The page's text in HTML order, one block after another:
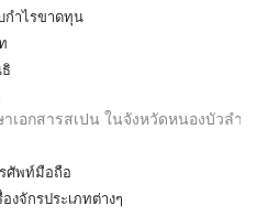
กำไรขาดทุน
าเอกสารสเปน ในจังหวัดหนองบัวลำภู ,
ศัพท์มือถือ
งจักรประเภทต่างๆ